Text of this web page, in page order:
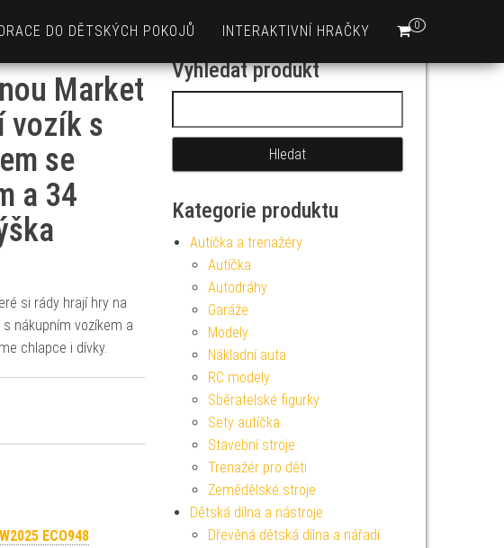
0
DO DĚTSKÝCH POKOJŮ INTERAKTIVNÍ HRAČKY
Market
vozík s
se
a 34
si rády hrají hry na
nákupním vozíkem a
chlapce i dívky.
ECO948
Vyhledat produkt
Kategorie produktu
Autíčka a trenažéry
Autíčka
Autodráhy
Garáže
Modely
Nákladní auta
RC modely
Sběratelské figurky
Sety autíčka
Stavební stroje
Trenažér pro děti
Zemědělské stroje
Dětská dílna a nástroje
Dřevěná dětská dílna a nářadí